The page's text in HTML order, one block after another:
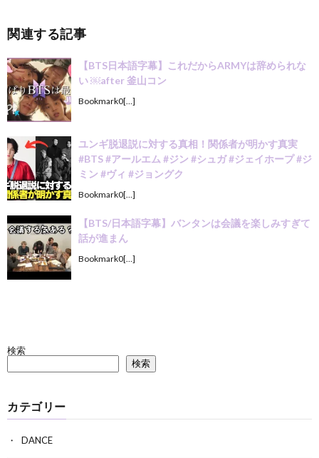
関連する記事
【BTS日本語字幕】これだからARMYは辞められな
い ￼after 釜山コン
Bookmark0[…]
ユンギ脱退説に対する真相！関係者が明かす真実
#BTS #アールエム #ジン #シュガ #ジェイホープ #ジ
ミン #ヴィ #ジョングク
Bookmark0[…]
【BTS/日本語字幕】バンタンは会議を楽しみすぎて
話が進まん
Bookmark0[…]
検索
検索
カテゴリー
DANCE